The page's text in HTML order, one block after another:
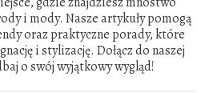
i mody. Nasze artykuły pomogą
oraz praktyczne porady, które
i stylizację. Dołącz do naszej
o swój wyjątkowy wygląd!